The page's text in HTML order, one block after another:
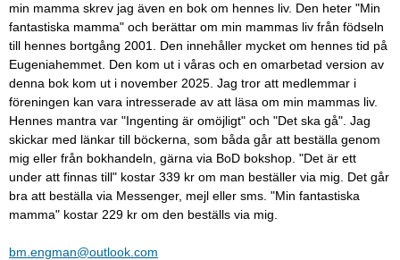
min mamma skrev jag även en bok om hennes liv. Den heter "Min
fantastiska mamma" och berättar om min mammas liv från födseln
till hennes bortgång 2001. Den innehåller mycket om hennes tid på
Eugeniahemmet. Den kom ut i våras och en omarbetad version av
denna bok kom ut i november 2025. Jag tror att medlemmar i
föreningen kan vara intresserade av att läsa om min mammas liv.
Hennes mantra var "Ingenting är omöjligt" och "Det ska gå". Jag
skickar med länkar till böckerna, som båda går att beställa genom
mig eller från bokhandeln, gärna via BoD bokshop. "Det är ett
under att finnas till" kostar 339 kr om man beställer via mig. Det går
bra att beställa via Messenger, mejl eller sms. "Min fantastiska
mamma" kostar 229 kr om den beställs via mig.
bm.engman@outlook.com